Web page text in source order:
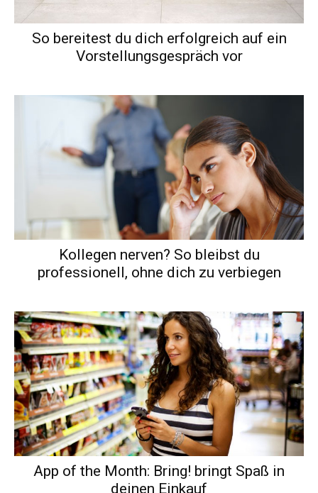
So bereitest du dich erfolgreich auf ein
Vorstellungsgespräch vor
Kollegen nerven? So bleibst du
professionell, ohne dich zu verbiegen
App of the Month: Bring! bringt Spaß in
deinen Einkauf